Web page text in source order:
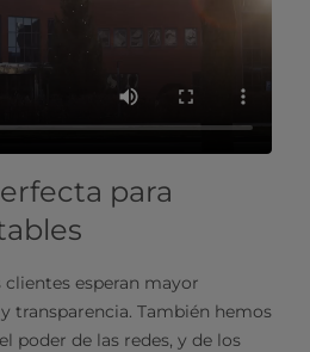
para
esperan mayor
transparencia. También hemos
poder de las redes, y de los